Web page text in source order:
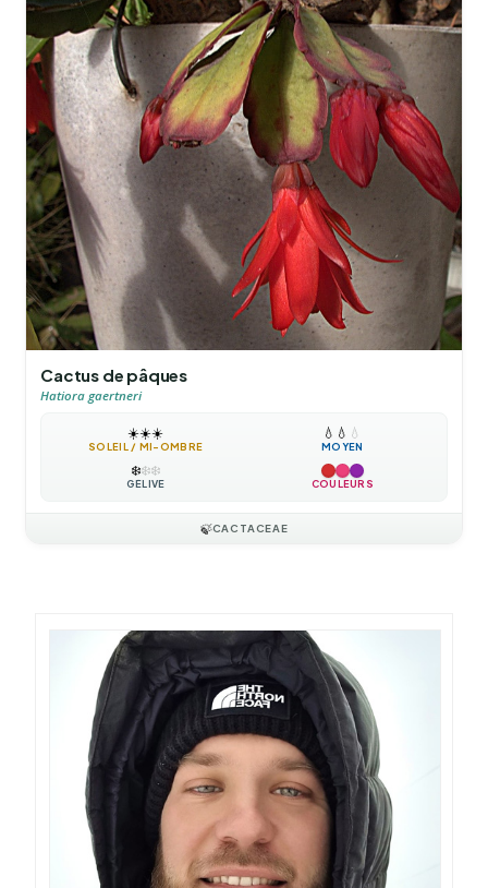
Cactus de pâques
Hatiora gaertneri
☀️☀️☀️
SOLEIL / MI-OMBRE
💧 💧 💧
MOYEN
❄️❄️❄️
GÉLIVE COULEURS
🍃CACTACEAE